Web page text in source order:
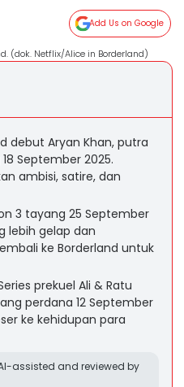
Add Us on Google
(dok. Netflix/Alice in Borderland)
debut Aryan Khan, putra
September 2025.
ambisi, satire, dan
3 tayang 25 September
lebih gelap dan
ke Borderland untuk
prekuel Ali & Ratu
perdana 12 September
ke kehidupan para
assisted and reviewed by